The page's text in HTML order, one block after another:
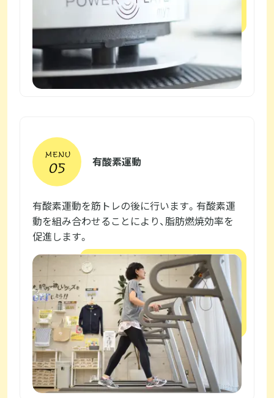
有酸素運動
有酸素運動を筋トレの後に行います。有酸素運
動を組み合わせることにより、脂肪燃焼効率を
促進します。